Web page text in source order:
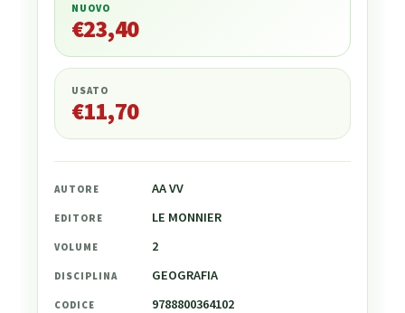
23,40
NUOVO
€23,40
USATO
€11,70
AUTORE AA VV
EDITORE LE MONNIER
VOLUME 2
DISCIPLINA GEOGRAFIA
CODICE 9788800364102